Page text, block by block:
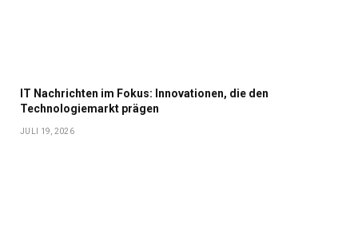
IT Nachrichten im Fokus: Innovationen, die den
Technologiemarkt prägen
JULI 19, 2026